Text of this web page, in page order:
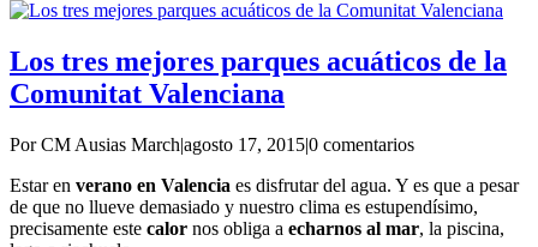
Los tres mejores parques acuáticos de la
Comunitat Valenciana
Por CM Ausias March|agosto 17, 2015|0 comentarios
Estar en verano en Valencia es disfrutar del agua. Y es que a pesar
de que no llueve demasiado y nuestro clima es estupendísimo,
precisamente este calor nos obliga a echarnos al mar, la piscina,